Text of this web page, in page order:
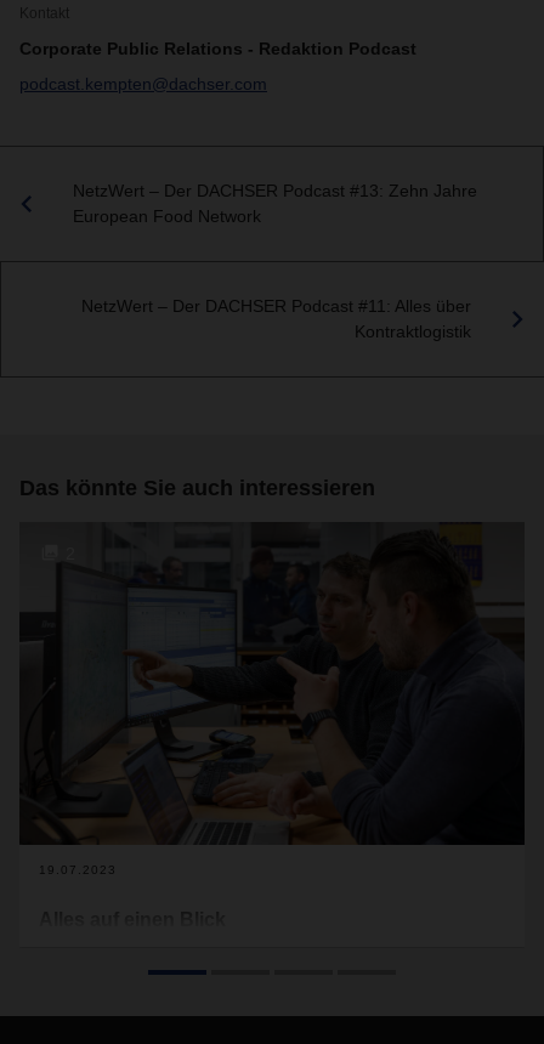
Kontakt
Corporate Public Relations - Redaktion Podcast
podcast.kempten@dachser.com
NetzWert – Der DACHSER Podcast #13: Zehn Jahre
European Food Network
NetzWert – Der DACHSER Podcast #11: Alles über
Kontraktlogistik
Das könnte Sie auch interessieren
19.07.2023